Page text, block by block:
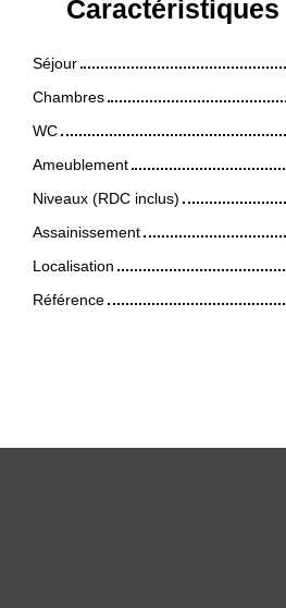
Caractéristiques
Séjour
Chambres
WC
Ameublement
Niveaux (RDC inclus)
Assainissement
Localisation
Référence